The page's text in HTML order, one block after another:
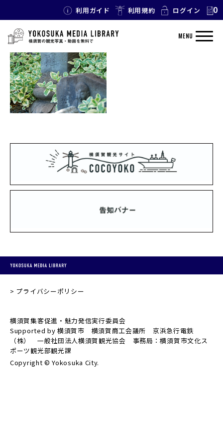
利用ガイド 利用規約 ログイン 0
MENU
TAG: 碑 史跡
プライバシーポリシー
横須賀集客促進・魅力発信実行委員会
Supported by 横須賀市 横須賀商工会議所 京浜急行電鉄
（株） 一般社団法人横須賀観光協会 事務局：横須賀市文化ス
ポーツ観光部観光課
Copyright © Yokosuka City.